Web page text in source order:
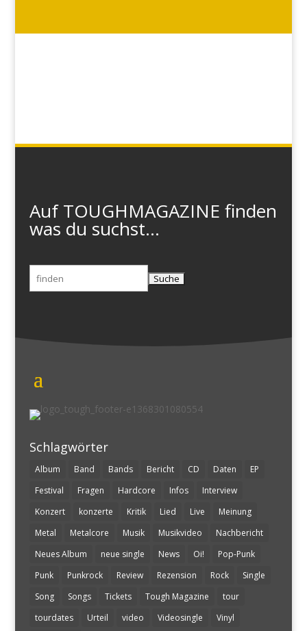
Auf TOUGHMAGAZINE finden
was du suchst...
Suchen
nach:
Schlagwörter
Album Band Bands Bericht CD Daten
EP
Festival
Fragen Hardcore Infos
Interview
Konzert
konzerte Kritik Lied Live
Meinung
Metal
Metalcore Musik Musikvideo
Nachbericht
Neues Album
neue single News Oi!
Pop-Punk
Punk
Punkrock Review Rezension Rock
Single
Song
Songs Tickets Tough Magazine
tour
tourdates
Urteil video Videosingle Vinyl